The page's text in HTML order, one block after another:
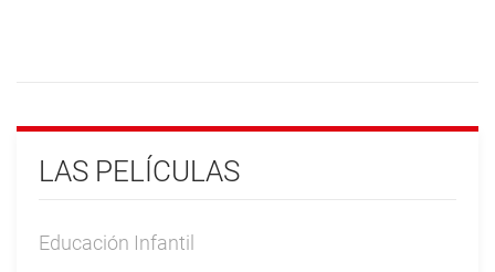
LAS PELÍCULAS
Educación Infantil